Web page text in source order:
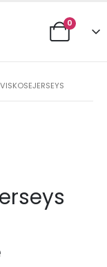
0
VISKOSEJERSEYS